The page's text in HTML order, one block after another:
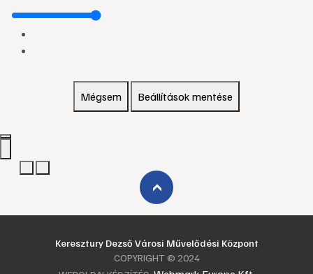
Mégsem Beállítások mentése
›
Keresztury Dezső Városi Művelődési Központ
COPYRIGHT © 2024